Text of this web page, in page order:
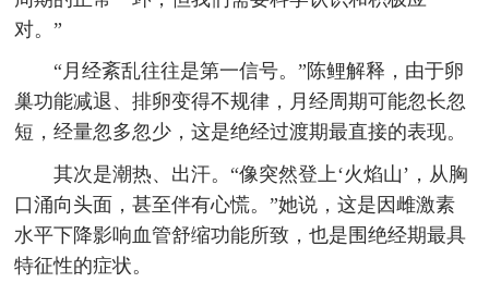
对。”
“月经紊乱往往是第一信号。”陈鲤解释，由于卵
巢功能减退、排卵变得不规律，月经周期可能忽长忽
短，经量忽多忽少，这是绝经过渡期最直接的表现。
其次是潮热、出汗。“像突然登上‘火焰山’，从胸
口涌向头面，甚至伴有心慌。”她说，这是因雌激素
水平下降影响血管舒缩功能所致，也是围绝经期最具
特征性的症状。